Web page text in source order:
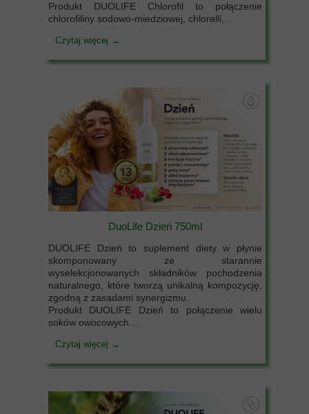
Produkt DUOLIFE Chlorofil to połączenie
chlorofiliny sodowo-miedziowej, chlorelli,...
Czytaj więcej →
DuoLife Dzień 750ml
DUOLIFE Dzień to suplement diety w płynie
skomponowany ze starannie
wyselekcjonowanych składników pochodzenia
naturalnego, które tworzą unikalną kompozycję,
zgodną z zasadami synergizmu.
Produkt DUOLIFE Dzień to połączenie wielu
soków owocowych...
Czytaj więcej →